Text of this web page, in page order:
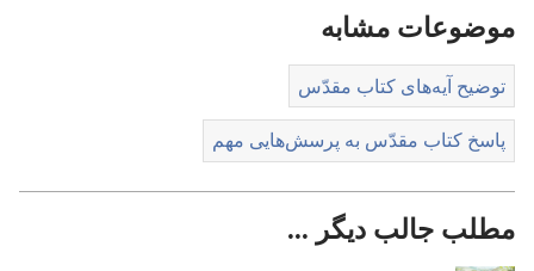
موضوعات مشابه
توضیح آیه‌های کتاب مقدّس
پاسخ کتاب مقدّس به پرسش‌هایی مهم
مطلب جالب دیگر ...